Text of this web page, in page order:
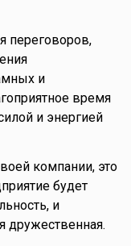
переговоров,
и
время
и энергией
компании, это
будет
и
дружественная.